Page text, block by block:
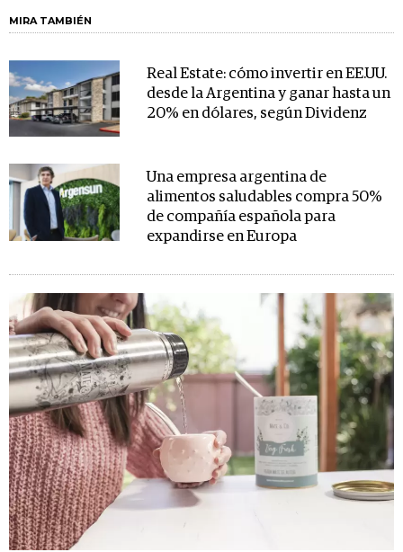
MIRA TAMBIÉN
Real Estate: cómo invertir en EE.UU.
desde la Argentina y ganar hasta un
20% en dólares, según Dividenz
Una empresa argentina de
alimentos saludables compra 50%
de compañía española para
expandirse en Europa